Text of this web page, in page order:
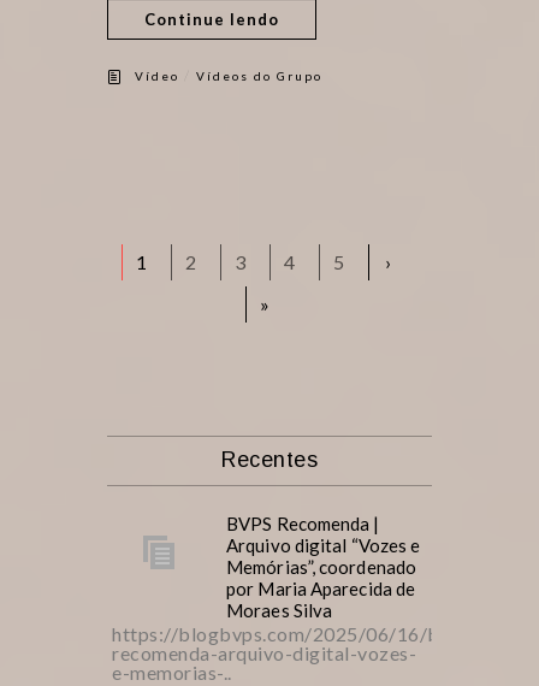
Continue lendo
Vídeo Vídeos do Grupo
1 2 3 4 5
›
»
Recentes
BVPS Recomenda |
Arquivo digital “Vozes e
Memórias”, coordenado
por Maria Aparecida de
Moraes Silva
https://blogbvps.com/2025/06/16/bvps-
recomenda-arquivo-digital-vozes-
e-memorias-..